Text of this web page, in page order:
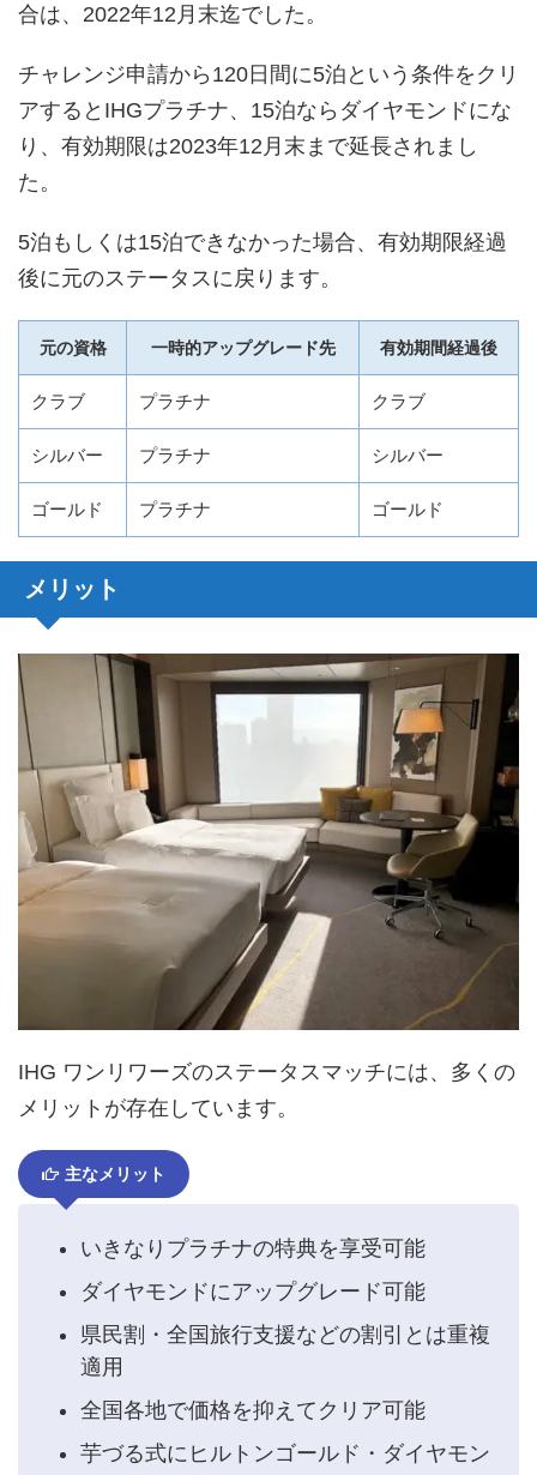
合は、2022年12月末迄でした。
チャレンジ申請から120日間に5泊という条件をクリ
アするとIHGプラチナ、15泊ならダイヤモンドにな
り、有効期限は2023年12月末まで延長されまし
た。
5泊もしくは15泊できなかった場合、有効期限経過
後に元のステータスに戻ります。
元の資格 一時的アップグレード先 有効期間経過後
クラブ プラチナ クラブ
シルバー プラチナ シルバー
ゴールド プラチナ ゴールド
メリット
IHG ワンリワーズのステータスマッチには、多くの
メリットが存在しています。
主なメリット
いきなりプラチナの特典を享受可能
ダイヤモンドにアップグレード可能
県民割・全国旅行支援などの割引とは重複
適用
全国各地で価格を抑えてクリア可能
芋づる式にヒルトンゴールド・ダイヤモン